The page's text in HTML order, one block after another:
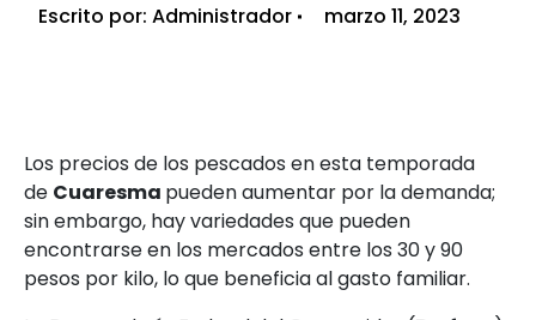
Escrito por: Administrador marzo 11, 2023
Los precios de los pescados en esta temporada
de Cuaresma pueden aumentar por la demanda;
sin embargo, hay variedades que pueden
encontrarse en los mercados entre los 30 y 90
pesos por kilo, lo que beneficia al gasto familiar.